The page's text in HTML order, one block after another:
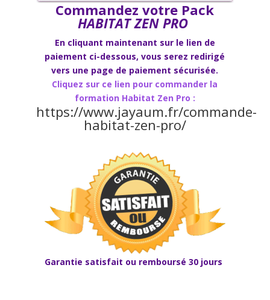
Commandez votre Pack
HABITAT ZEN PRO
En cliquant maintenant sur le lien de
paiement ci-dessous, vous serez redirigé
vers une page de paiement sécurisée.
Cliquez sur ce lien pour commander la
formation Habitat Zen Pro :
https://www.jayaum.fr/commande-
habitat-zen-pro/
Garantie satisfait ou remboursé 30 jours